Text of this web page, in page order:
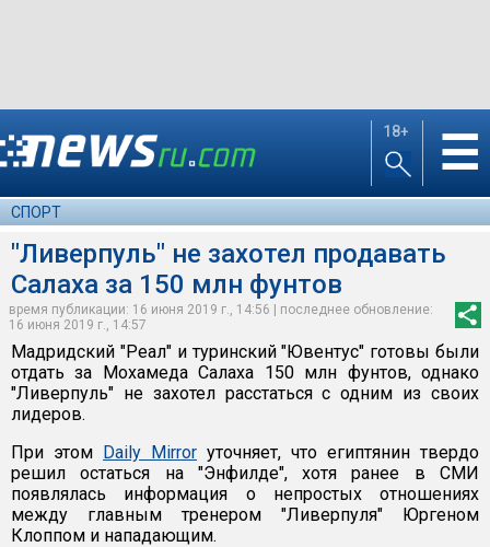
18+ ☰
СПОРТ
"Ливерпуль" не захотел продавать
Салаха за 150 млн фунтов
время публикации: 16 июня 2019 г., 14:56 | последнее обновление:
16 июня 2019 г., 14:57
Мадридский "Реал" и туринский "Ювентус" готовы были
отдать за Мохамеда Салаха 150 млн фунтов, однако
"Ливерпуль" не захотел расстаться с одним из своих
лидеров.
При этом Daily Mirror уточняет, что египтянин твердо
решил остаться на "Энфилде", хотя ранее в СМИ
появлялась информация о непростых отношениях
между главным тренером "Ливерпуля" Юргеном
Клоппом и нападающим.